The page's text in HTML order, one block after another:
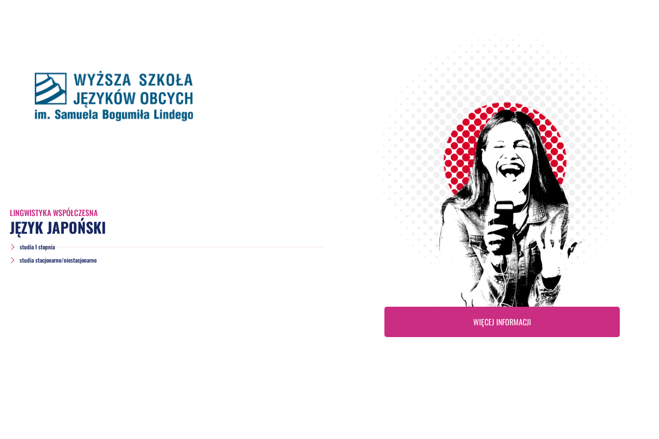
LINGWISTYKA WSPÓŁCZESNA
JĘZYK JAPOŃSKI
studia I stopnia
studia stacjonarne/niestacjonarne
WIĘCEJ INFORMACJI